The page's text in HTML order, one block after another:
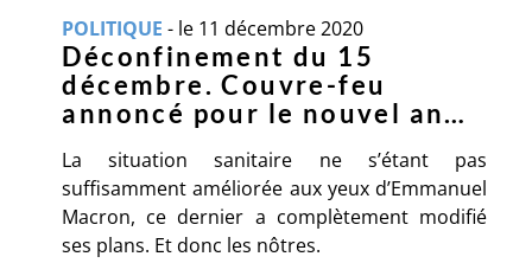
POLITIQUE - le 11 décembre 2020
Déconfinement du 15
décembre. Couvre-feu
annoncé pour le nouvel an…
La situation sanitaire ne s’étant pas
suffisamment améliorée aux yeux d’Emmanuel
Macron, ce dernier a complètement modifié
ses plans. Et donc les nôtres.